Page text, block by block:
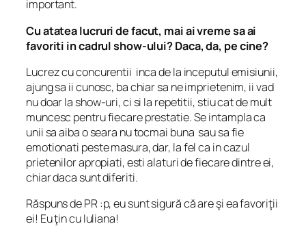
important.
Cu atatea lucruri de facut, mai ai vreme sa ai
favoriti in cadrul show-ului? Daca, da, pe cine?
Lucrez cu concurentii inca de la inceputul emisiunii,
ajung sa ii cunosc, ba chiar sa ne imprietenim, ii vad
nu doar la show-uri, ci si la repetitii, stiu cat de mult
muncesc pentru fiecare prestatie. Se intampla ca
unii sa aiba o seara nu tocmai buna sau sa fie
emotionati peste masura, dar, la fel ca in cazul
prietenilor apropiati, esti alaturi de fiecare dintre ei,
chiar daca sunt diferiti.
Răspuns de PR :p, eu sunt sigură că are şi ea favoriţii
ei! Eu ţin cu Iuliana!